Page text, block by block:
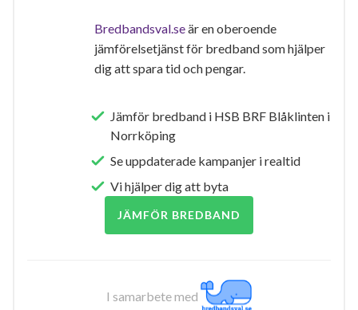
Bredbandsval.seär en oberoende
jämförelsetjänst för bredband som hjälper
dig att spara tid och pengar.
Jämför bredband i HSB BRF Blåklinten i
Norrköping
Se uppdaterade kampanjer i realtid
Vi hjälper dig att byta
JÄMFÖR BREDBAND
I samarbete med